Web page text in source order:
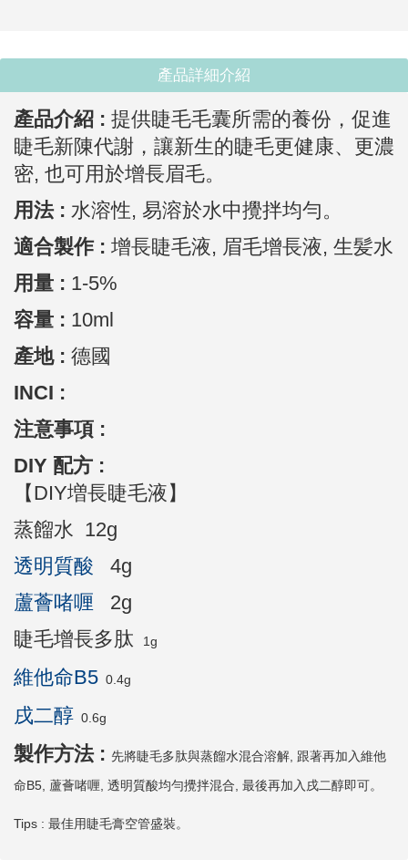
產品詳細介紹
產品介紹 : 提供睫毛毛囊所需的養份，促進
睫毛新陳代謝，讓新生的睫毛更健康、更濃
密, 也可用於增長眉毛。
用法 : 水溶性, 易溶於水中攪拌均勻。
適合製作 : 增長睫毛液, 眉毛增長液, 生髪水
用量 : 1-5%
容量 : 10ml
產地 : 德國
INCI :
注意事項 :
DIY 配方 :
【DIY増長睫毛液】
蒸餾水 12g
透明質酸
4g
蘆薈啫喱
2g
睫毛增長多肽 1g
維他命B5 0.4g
戌二醇 0.6g
製作方法 : 先將睫毛多肽與蒸餾水混合溶解, 跟著再加入維他
命B5, 蘆薈啫喱, 透明質酸均勻攪拌混合, 最後再加入戌二醇即可。
Tips : 最佳用睫毛膏空管盛裝。